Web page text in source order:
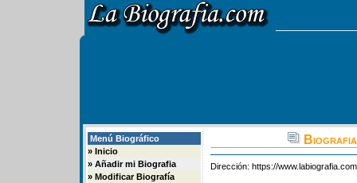
Menú Biográfico
» Inicio
» Añadir mi Biografia
» Modificar Biografía
Dirección: https://